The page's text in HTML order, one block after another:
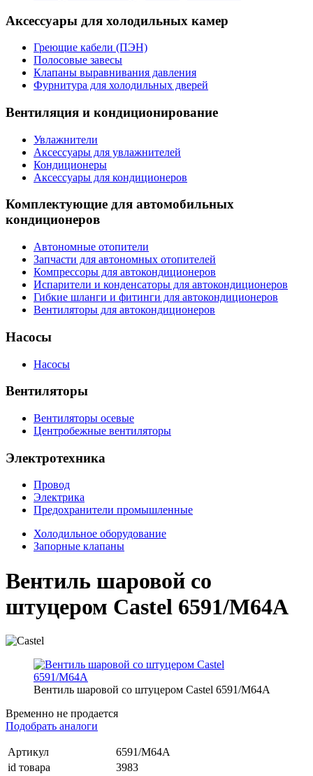
Аксессуары для холодильных камер
Греющие кабели (ПЭН)
Полосовые завесы
Клапаны выравнивания давления
Фурнитура для холодильных дверей
Вентиляция и кондиционирование
Увлажнители
Аксессуары для увлажнителей
Кондиционеры
Аксессуары для кондиционеров
Комплектующие для автомобильных
кондиционеров
Автономные отопители
Запчасти для автономных отопителей
Компрессоры для автокондиционеров
Испарители и конденсаторы для автокондиционеров
Гибкие шланги и фитинги для автокондиционеров
Вентиляторы для автокондиционеров
Насосы
Насосы
Вентиляторы
Вентиляторы осевые
Центробежные вентиляторы
Электротехника
Провод
Электрика
Предохранители промышленные
Холодильное оборудование
Запорные клапаны
Вентиль шаровой со
штуцером Castel 6591/M64A
Вентиль шаровой со штуцером Castel 6591/M64A
Временно не продается
Подобрать аналоги
Артикул
6591/M64A
id товара
3983